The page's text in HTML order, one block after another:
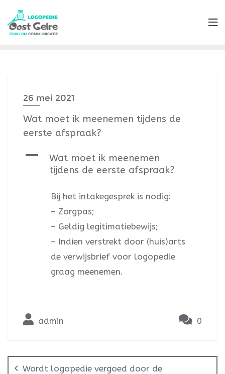
26 mei 2021
Wat moet ik meenemen tijdens de
eerste afspraak?
A
Wat moet ik meenemen
tijdens de eerste afspraak?
Bij het intakegesprek is nodig:
– Zorgpas;
– Geldig legitimatiebewijs;
– Indien verstrekt door (huis)arts
de verwijsbrief voor logopedie
graag meenemen.
admin 0
Wordt logopedie vergoed door de